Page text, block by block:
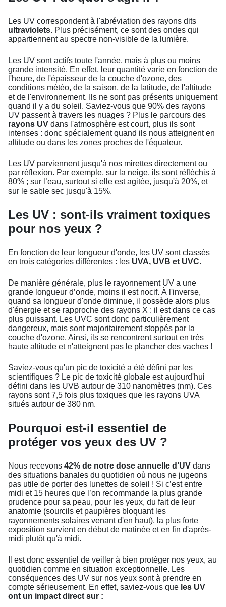
Les UV correspondent à l'abréviation des rayons dits
ultraviolets. Plus précisément, ce sont des ondes qui
appartiennent au spectre non-visible de la lumière.
Les UV sont actifs toute l'année, mais à plus ou moins
grande intensité. En effet, leur quantité varie en fonction de
l'heure, de l'épaisseur de la couche d'ozone, des
conditions météo, de la saison, de la latitude, de l'altitude
et de l'environnement. Ils ne sont pas présents uniquement
quand il y a du soleil. Saviez-vous que 90% des rayons
UV passent à travers les nuages ? Plus le parcours des
rayons UV dans l'atmosphère est court, plus ils sont
intenses : donc spécialement quand ils nous atteignent en
altitude ou dans les zones proches de l'équateur.
Les UV parviennent jusqu'à nos mirettes directement ou
par réflexion. Par exemple, sur la neige, ils sont réfléchis à
80% ; sur l’eau, surtout si elle est agitée, jusqu'à 20%, et
sur le sable sec jusqu'à 15%.
Les UV : sont-ils vraiment toxiques
pour nos yeux ?
En fonction de leur longueur d'onde, les UV sont classés
en trois catégories différentes : les UVA, UVB et UVC.
De manière générale, plus le rayonnement UV a une
grande longueur d’onde, moins il est nocif. À l'inverse,
quand sa longueur d'onde diminue, il possède alors plus
d'énergie et se rapproche des rayons X : il est dans ce cas
plus puissant. Les UVC sont donc particulièrement
dangereux, mais sont majoritairement stoppés par la
couche d'ozone. Ainsi, ils se rencontrent surtout en très
haute altitude et n'atteignent pas le plancher des vaches !
Saviez-vous qu'un pic de toxicité a été défini par les
scientifiques ? Le pic de toxicité globale est aujourd'hui
défini dans les UVB autour de 310 nanomètres (nm). Ces
rayons sont 7,5 fois plus toxiques que les rayons UVA
situés autour de 380 nm.
Pourquoi est-il essentiel de
protéger vos yeux des UV ?
Nous recevons 42% de notre dose annuelle d’UV dans
des situations banales du quotidien où nous ne jugeons
pas utile de porter des lunettes de soleil ! Si c’est entre
midi et 15 heures que l’on recommande la plus grande
prudence pour sa peau, pour les yeux, du fait de leur
anatomie (sourcils et paupières bloquant les
rayonnements solaires venant d'en haut), la plus forte
exposition survient en début de matinée et en fin d'après-
midi plutôt qu'à midi.
Il est donc essentiel de veiller à bien protéger nos yeux, au
quotidien comme en situation exceptionnelle. Les
conséquences des UV sur nos yeux sont à prendre en
compte sérieusement. En effet, saviez-vous que les UV
ont un impact direct sur :